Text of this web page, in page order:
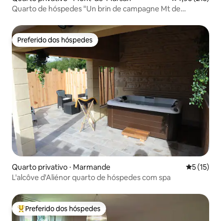
Quarto de hóspedes "Un brin de campagne Mt de
Preferido dos hóspedes
Preferido dos hóspedes
Quarto privativo ⋅ Marmande 5 de uma
5 (15)
L'alcôve d'Aliénor quarto de hóspedes com spa
Entre os melhores preferidos dos hóspedes
Preferido dos hóspedes